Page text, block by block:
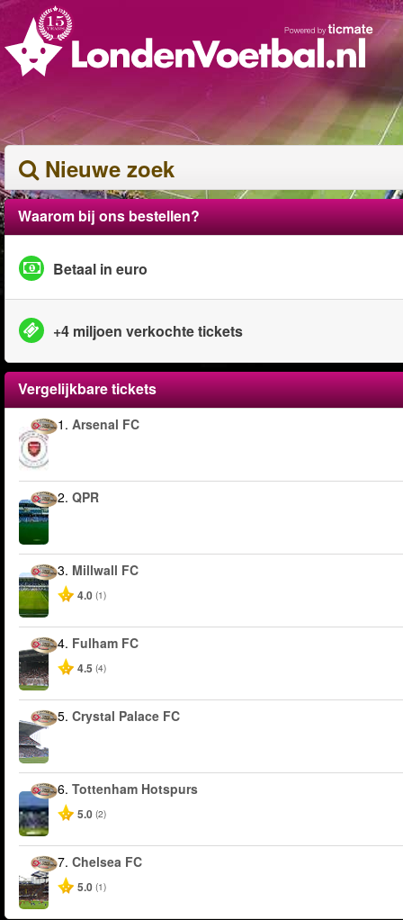
Nieuwe zoek
Waarom bij ons bestellen?
Betaal in euro
+4 miljoen verkochte tickets
Vergelijkbare tickets
1. Arsenal FC
2. QPR
3. Millwall FC
4.0 (1)
4. Fulham FC
4.5 (4)
5. Crystal Palace FC
6. Tottenham Hotspurs
5.0 (2)
7. Chelsea FC
5.0 (1)